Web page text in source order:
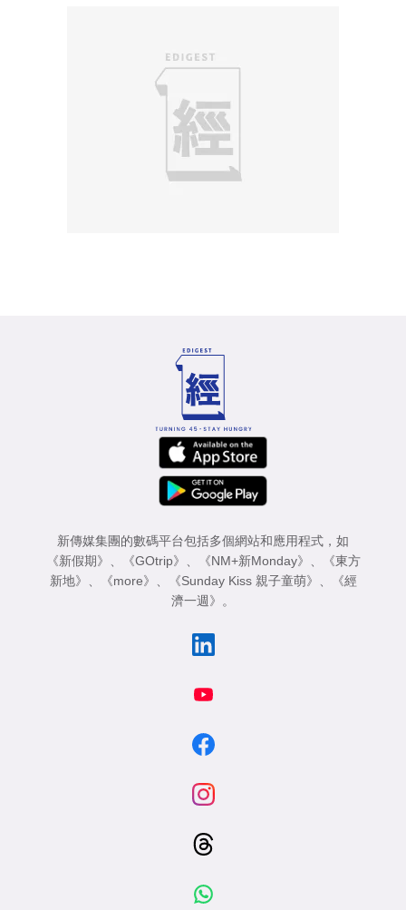
新傳媒集團的數碼平台包括多個網站和應用程式，如
《新假期》
《GOtrip》 《NM+新Monday》
《東方
新地》
《more》 《Sunday Kiss 親子童萌》
《經
濟一週》
。